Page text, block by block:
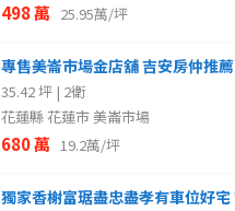
498 萬 25.95萬/坪
專售美崙市場金店舖 吉安房仲推薦
35.42 坪 | 2衛
花蓮縣 花蓮市 美崙市場
680 萬 19.2萬/坪